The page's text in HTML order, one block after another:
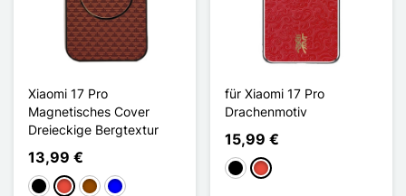
Xiaomi 17 Pro
Magnetisches Cover
Dreieckige Bergtextur
13,99 €
Schwarz
Rot BraunBlau
für Xiaomi 17 Pro
Drachenmotiv
15,99 €
Schwarz
Rot